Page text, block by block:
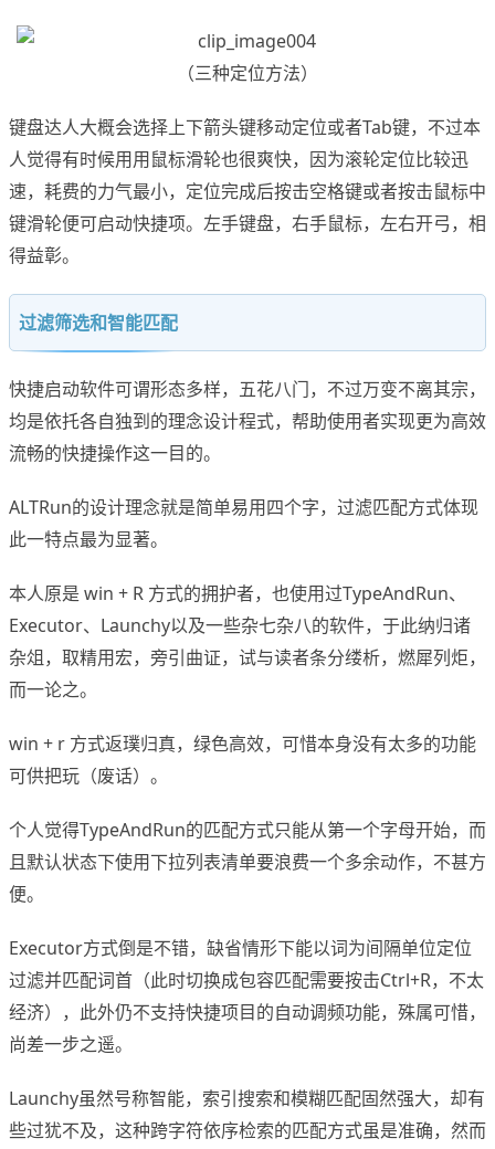
（三种定位方法）
键盘达人大概会选择上下箭头键移动定位或者Tab键，不过本
人觉得有时候用用鼠标滑轮也很爽快，因为滚轮定位比较迅
速，耗费的力气最小，定位完成后按击空格键或者按击鼠标中
键滑轮便可启动快捷项。左手键盘，右手鼠标，左右开弓，相
得益彰。
过滤筛选和智能匹配
快捷启动软件可谓形态多样，五花八门，不过万变不离其宗，
均是依托各自独到的理念设计程式，帮助使用者实现更为高效
流畅的快捷操作这一目的。
ALTRun的设计理念就是简单易用四个字，过滤匹配方式体现
此一特点最为显著。
本人原是 win + R 方式的拥护者，也使用过TypeAndRun、
Executor、Launchy以及一些杂七杂八的软件，于此纳归诸
杂俎，取精用宏，旁引曲证，试与读者条分缕析，燃犀列炬，
而一论之。
win + r 方式返璞归真，绿色高效，可惜本身没有太多的功能
可供把玩（废话）。
个人觉得TypeAndRun的匹配方式只能从第一个字母开始，而
且默认状态下使用下拉列表清单要浪费一个多余动作，不甚方
便。
Executor方式倒是不错，缺省情形下能以词为间隔单位定位
过滤并匹配词首（此时切换成包容匹配需要按击Ctrl+R，不太
经济），此外仍不支持快捷项目的自动调频功能，殊属可惜，
尚差一步之遥。
Launchy虽然号称智能，索引搜索和模糊匹配固然强大，却有
些过犹不及，这种跨字符依序检索的匹配方式虽是准确，然而